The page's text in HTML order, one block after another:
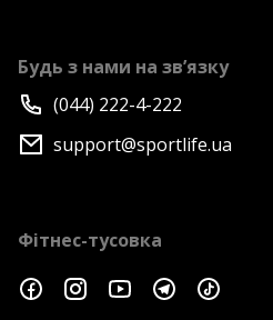
Будь з нами на зв’язку
(044) 222-4-222
support@sportlife.ua
Фітнес-тусовка